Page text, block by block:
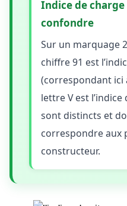
Indice de charge
confondre
Sur un marquage
chiffre 91 est
(correspondant ici
lettre V est l’indice
sont distincts et
correspondre aux
constructeur.